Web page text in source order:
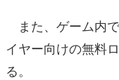
また、ゲーム内
イヤー向けの無料
る。